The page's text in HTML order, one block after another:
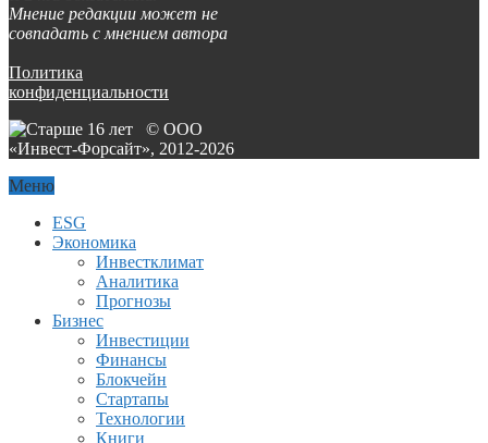
Мнение редакции может не
совпадать с мнением автора
Политика
конфиденциальности
© ООО
«Инвест-Форсайт», 2012-2026
Меню
ESG
Экономика
Инвестклимат
Аналитика
Прогнозы
Бизнес
Инвестиции
Финансы
Блокчейн
Стартапы
Технологии
Книги